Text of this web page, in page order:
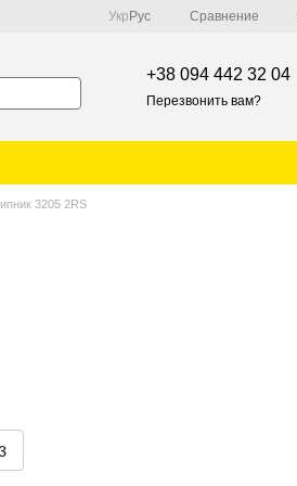
Укр Рус Сравнение
+38 094 442 32 04
Перезвонить вам?
3205 2RS